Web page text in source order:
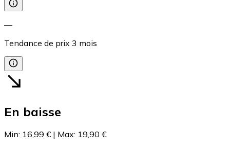
—
Tendance de prix 3 mois
En baisse
Min: 16,99 € | Max: 19,90 €